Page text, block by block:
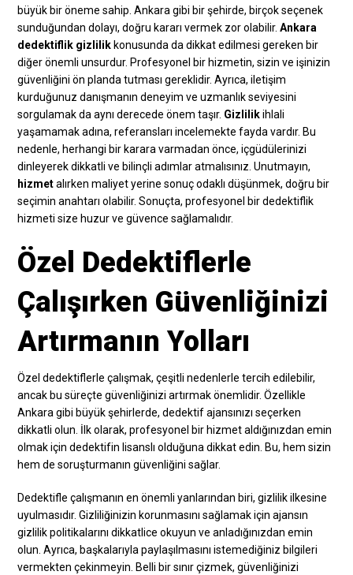
büyük bir öneme sahip. Ankara gibi bir şehirde, birçok seçenek
sunduğundan dolayı, doğru kararı vermek zor olabilir.Ankara
dedektiflik gizlilik konusunda da dikkat edilmesi gereken bir
diğer önemli unsurdur. Profesyonel bir hizmetin, sizin ve işinizin
güvenliğini ön planda tutması gereklidir. Ayrıca, iletişim
kurduğunuz danışmanın deneyim ve uzmanlık seviyesini
sorgulamak da aynı derecede önem taşır. Gizlilikihlali
yaşamamak adına, referansları incelemekte fayda vardır. Bu
nedenle, herhangi bir karara varmadan önce, içgüdülerinizi
dinleyerek dikkatli ve bilinçli adımlar atmalısınız. Unutmayın,
hizmetalırken maliyet yerine sonuç odaklı düşünmek, doğru bir
seçimin anahtarı olabilir. Sonuçta, profesyonel bir dedektiflik
hizmeti size huzur ve güvence sağlamalıdır.
Özel Dedektiflerle
Çalışırken Güvenliğinizi
Artırmanın Yolları
Özel dedektiflerle çalışmak, çeşitli nedenlerle tercih edilebilir,
ancak bu süreçte güvenliğinizi artırmak önemlidir. Özellikle
Ankara gibi büyük şehirlerde, dedektif ajansınızı seçerken
dikkatli olun. İlk olarak, profesyonel bir hizmet aldığınızdan emin
olmak için dedektifin lisanslı olduğuna dikkat edin. Bu, hem sizin
hem de soruşturmanın güvenliğini sağlar.
Dedektifle çalışmanın en önemli yanlarından biri, gizlilik ilkesine
uyulmasıdır. Gizliliğinizin korunmasını sağlamak için ajansın
gizlilik politikalarını dikkatlice okuyun ve anladığınızdan emin
olun. Ayrıca, başkalarıyla paylaşılmasını istemediğiniz bilgileri
vermekten çekinmeyin. Belli bir sınır çizmek, güvenliğinizi